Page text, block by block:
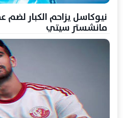
نيوكاسل يزاحم الكبار
مانشستر سيتي